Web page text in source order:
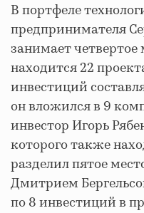
В портфеле
предпринимателя
занимает четвертое
находится 22
инвестиций
он вложился в 9
инвестор Игорь
которого также
разделил пятое
Дмитрием
по 8 инвестиций в